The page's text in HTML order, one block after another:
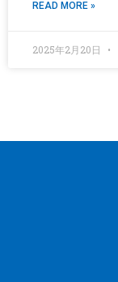
READ MORE »
2025年2月20日